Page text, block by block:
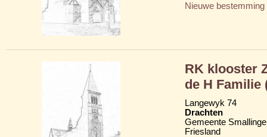
Nieuwe bestemming
RK klooster
de H Familie
Langewyk 74
Drachten
Gemeente
Friesland